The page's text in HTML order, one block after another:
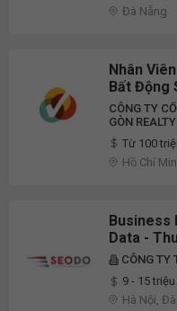
Đà Nẵng
Nhân
Bất Động
Trợ
CÔNG TY
GÒN REALTY
Từ 100
Hồ Chí
Business
Data -
Thứ 7, CN
CÔNG TY
9 - 15
Hà Nội,